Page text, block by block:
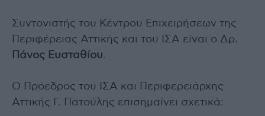
Συντονιστής του Κέντρου Επιχειρήσεων της
Περιφέρειας Αττικής και του ΙΣΑ είναι ο Δρ.
Πάνος Ευσταθίου.
Ο Πρόεδρος του ΙΣΑ και Περιφερειάρχης
Αττικής Γ. Πατούλης επισημαίνει σχετικά: